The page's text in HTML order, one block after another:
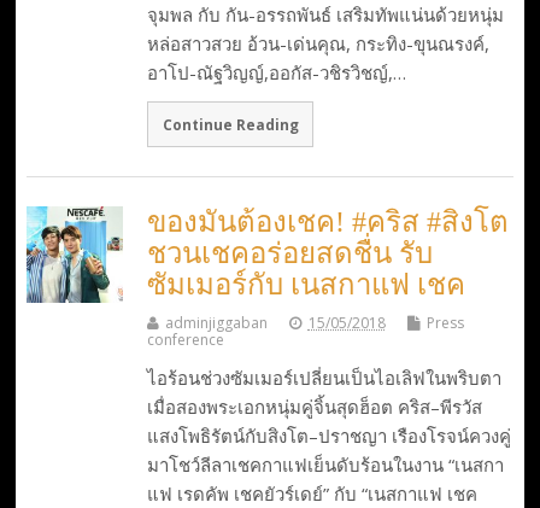
จุมพล กับ กัน-อรรถพันธ์ เสริมทัพแน่นด้วยหนุ่ม
หล่อสาวสวย อ้วน-เด่นคุณ, กระทิง-ขุนณรงค์,
อาโป-ณัฐวิญญ์,ออกัส-วชิรวิชญ์,…
Continue Reading
ของมันต้องเชค! #คริส #สิงโต
ชวนเชคอร่อยสดชื่น รับ
ซัมเมอร์กับ เนสกาแฟ เชค
adminjiggaban 15/05/2018
Press
conference
ไอร้อนช่วงซัมเมอร์เปลี่ยนเป็นไอเลิฟในพริบตา
เมื่อสองพระเอกหนุ่มคู่จิ้นสุดฮ็อต คริส–พีรวัส
แสงโพธิรัตน์กับสิงโต–ปราชญา เรืองโรจน์ควงคู่
มาโชว์ลีลาเชคกาแฟเย็นดับร้อนในงาน “เนสกา
แฟ เรดคัพ เชคยัวร์เดย์” กับ “เนสกาแฟ เชค